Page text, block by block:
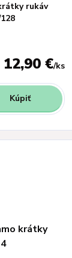
rukáv
12,90 €/ks
Kúpiť